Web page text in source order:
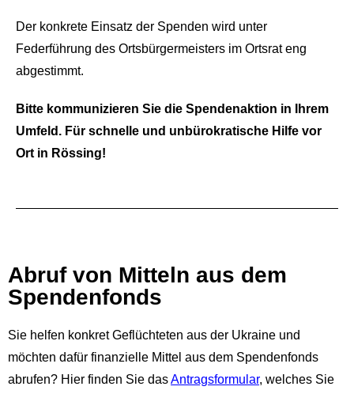
Der konkrete Einsatz der Spenden wird unter
Federführung des Ortsbürgermeisters im Ortsrat eng
abgestimmt.
Bitte kommunizieren Sie die Spendenaktion in Ihrem
Umfeld. Für schnelle und unbürokratische Hilfe vor
Ort in Rössing!
Abruf von Mitteln aus dem
Spendenfonds
Sie helfen konkret Geflüchteten aus der Ukraine und
möchten dafür finanzielle Mittel aus dem Spendenfonds
abrufen? Hier finden Sie dasAntragsformular, welches Sie